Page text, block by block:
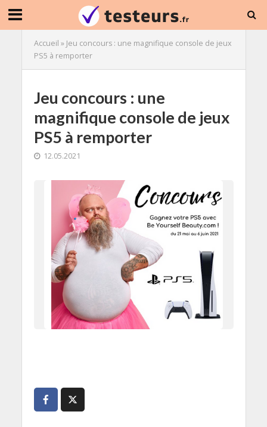
Accueil » Jeu concours : une magnifique console de jeux
PS5 à remporter
Jeu concours : une
magnifique console de jeux
PS5 à remporter
12.05.2021